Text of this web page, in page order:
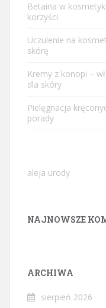
Betaina w
korzyści
Uczulenie na
skórę
Kremy z konopi –
dla skóry
Pielęgnacja
porady
aleja urody
NAJNOWSZE
ARCHIWA
sierpień 2026